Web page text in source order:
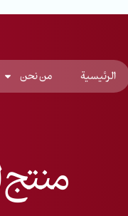
الرئيسية من نحن
منتج